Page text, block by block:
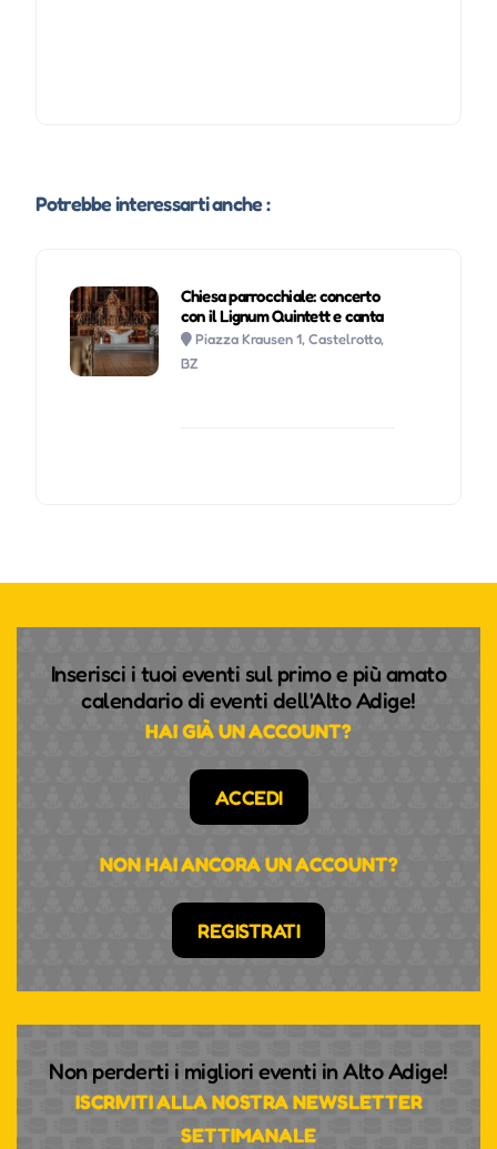
Potrebbe interessarti anche :
Chiesa parrocchiale: concerto
con il Lignum Quintett e canta
Piazza Krausen 1, Castelrotto,
BZ
Inserisci i tuoi eventi sul primo e più amato
calendario di eventi dell'Alto Adige!
HAI GIÀ UN ACCOUNT?
ACCEDI
NON HAI ANCORA UN ACCOUNT?
REGISTRATI
Non perderti i migliori eventi in Alto Adige!
ISCRIVITI ALLA NOSTRA NEWSLETTER
SETTIMANALE